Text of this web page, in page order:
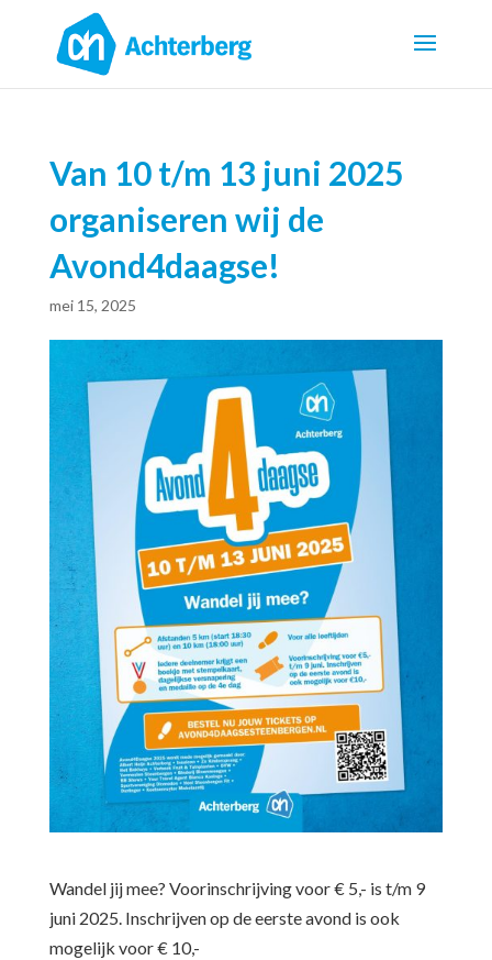
Van 10 t/m 13 juni 2025
organiseren wij de
Avond4daagse!
mei 15, 2025
Wandel jij mee? Voorinschrijving voor € 5,- is t/m 9
juni 2025. Inschrijven op de eerste avond is ook
mogelijk voor € 10,-